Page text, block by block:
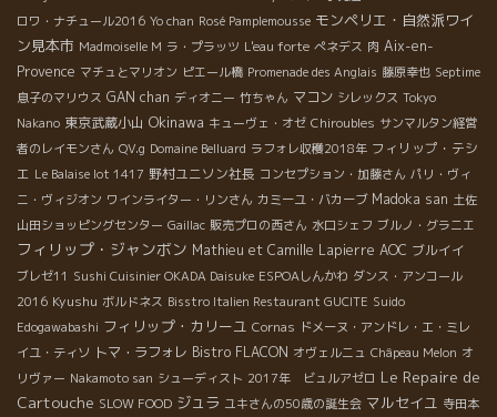
ロワ・ナチュール2016 Yo chan Rosé Pamplemousse モンペリエ・自然派ワイ
ン見本市 Madmoiselle M ラ・プラッツ L'eau forte ぺネデス 肉 Aix-en-
Provence マチュとマリオン ピエール橋 Promenade des Anglais 藤原幸也 Septime
息子のマリウス GAN chan ディオニー 竹ちゃん マコン シレックス Tokyo
Nakano 東京武蔵小山 Okinawa キューヴェ・オゼ Chiroubles サンマルタン経営
者のレイモンさん QV.g Domaine Belluard ラフォレ収穫2018年 フィリップ・テシ
エ Le Balaise lot 1417 野村ユニソン社長 コンセプション・加藤さん パリ・ヴィ
ニ・ヴィジオン ワインライター・リンさん カミーユ・バカーブ Madoka san 土佐
山田ショッピングセンター Gaillac 販売プロの西さん 水口シェフ ブルノ・グラニエ
フィリップ・ジャンボン Mathieu et Camille Lapierre AOC ブルイイ
ブレゼ11 Sushi Cuisinier OKADA Daisuke ESPOAしんかわ ダンス・アンコール
2016 Kyushu ボルドネス Bisstro Italien Restaurant GUCITE Suido
Edogawabashi フィリップ・カリーユ Cornas ドメーヌ・アンドレ・エ・ミレ
イユ・ティソ トマ・ラフォレ Bistro FLACON オヴェルニュ Châpeau Melon オ
リヴァー Nakamoto san シューディスト 2017年 ビュルアゼロ Le Repaire de
Cartouche SLOW FOOD ジュラ ユキさんの50歳の誕生会 マルセイユ 寺田本